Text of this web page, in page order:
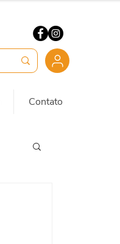
Contato